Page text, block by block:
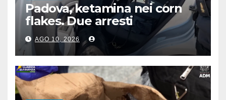
Padova, ketamina nei corn
flakes. Due arresti
AGO 10, 2026